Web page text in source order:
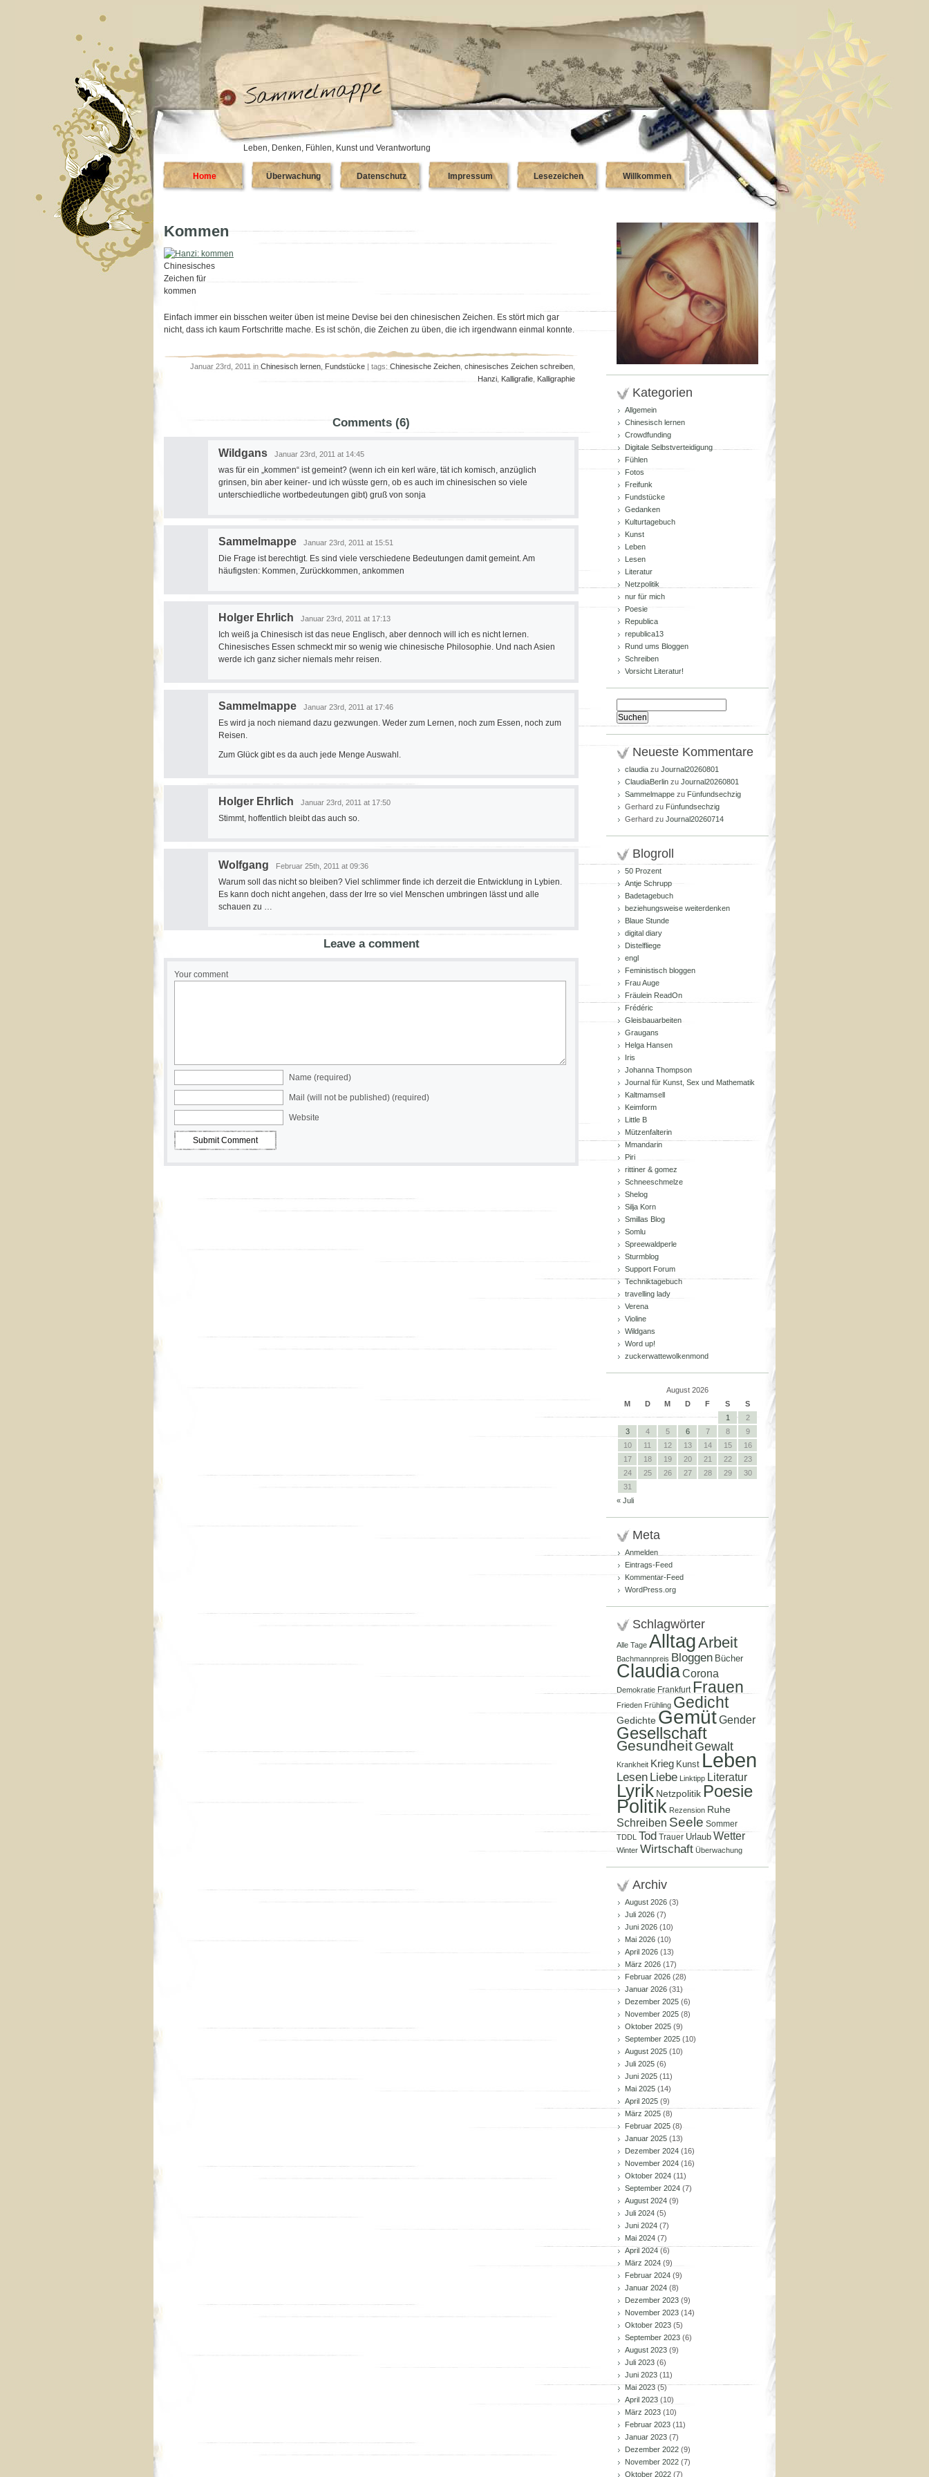
Leben, Denken, Fühlen, Kunst und Verantwortung
Home Überwachung Datenschutz Impressum Lesezeichen Willkommen
Kommen
Chinesisches
Zeichen für
kommen
Einfach immer ein bisschen weiter üben ist meine Devise bei den chinesischen Zeichen. Es stört mich gar
nicht, dass ich kaum Fortschritte mache. Es ist schön, die Zeichen zu üben, die ich irgendwann einmal konnte.
Januar 23rd, 2011 in Chinesisch lernen Fundstücke | tags: Chinesische Zeichen chinesisches Zeichen schreiben
Hanzi Kalligrafie Kalligraphie
Comments (6)
Wildgans Januar 23rd, 2011 at 14:45
was für ein „kommen“ ist gemeint? (wenn ich ein kerl wäre, tät ich komisch, anzüglich
grinsen, bin aber keiner- und ich wüsste gern, ob es auch im chinesischen so viele
unterschiedliche wortbedeutungen gibt) gruß von sonja
Sammelmappe Januar 23rd, 2011 at 15:51
Die Frage ist berechtigt. Es sind viele verschiedene Bedeutungen damit gemeint. Am
häufigsten: Kommen, Zurückkommen, ankommen
Holger Ehrlich Januar 23rd, 2011 at 17:13
Ich weiß ja Chinesisch ist das neue Englisch, aber dennoch will ich es nicht lernen.
Chinesisches Essen schmeckt mir so wenig wie chinesische Philosophie. Und nach Asien
werde ich ganz sicher niemals mehr reisen.
Sammelmappe Januar 23rd, 2011 at 17:46
Es wird ja noch niemand dazu gezwungen. Weder zum Lernen, noch zum Essen, noch zum
Reisen.
Zum Glück gibt es da auch jede Menge Auswahl.
Holger Ehrlich Januar 23rd, 2011 at 17:50
Stimmt, hoffentlich bleibt das auch so.
Wolfgang Februar 25th, 2011 at 09:36
Warum soll das nicht so bleiben? Viel schlimmer finde ich derzeit die Entwicklung in Lybien.
Es kann doch nicht angehen, dass der Irre so viel Menschen umbringen lässt und alle
schauen zu …
Leave a comment
Your comment
Name (required)
Mail (will not be published) (required)
Website
Kategorien
Allgemein
Chinesisch lernen
Crowdfunding
Digitale Selbstverteidigung
Fühlen
Fotos
Freifunk
Fundstücke
Gedanken
Kulturtagebuch
Kunst
Leben
Lesen
Literatur
Netzpolitik
nur für mich
Poesie
Republica
republica13
Rund ums Bloggen
Schreiben
Vorsicht Literatur!
nach:
Neueste Kommentare
claudia zu Journal20260801
ClaudiaBerlin zu Journal20260801
Sammelmappe zu Fünfundsechzig
Gerhard zu Fünfundsechzig
Gerhard zu Journal20260714
Blogroll
50 Prozent
Antje Schrupp
Badetagebuch
beziehungsweise weiterdenken
Blaue Stunde
digital diary
Distelfliege
engl
Feministisch bloggen
Frau Auge
Fräulein ReadOn
Frédéric
Gleisbauarbeiten
Graugans
Helga Hansen
Iris
Johanna Thompson
Journal für Kunst, Sex und Mathematik
Kaltmamsell
Keimform
Little B
Mützenfalterin
Mmandarin
Piri
rittiner & gomez
Schneeschmelze
Shelog
Silja Korn
Smillas Blog
Somlu
Spreewaldperle
Sturmblog
Support Forum
Techniktagebuch
travelling lady
Verena
Violine
Wildgans
Word up!
zuckerwattewolkenmond
August 2026
M
D M D F S
S
1
2
3
4 5 6 7 8
9
10
11 12 13 14 15
16
17
18 19 20 21 22
23
24
25 26 27 28 29
30
31
« Juli
Meta
Anmelden
Eintrags-Feed
Kommentar-Feed
WordPress.org
Schlagwörter
Alle Tage AlltagArbeit
Bachmannpreis Bloggen Bücher
ClaudiaCorona
Demokratie Frankfurt Frauen
Frieden Frühling Gedicht
Gedichte GemütGender
Gesellschaft
Gesundheit Gewalt
Krankheit Krieg Kunst Leben
Lesen Liebe Linktipp Literatur
Lyrik Netzpolitik Poesie
Politik Rezension Ruhe
Schreiben Seele Sommer
TDDL Tod Trauer Urlaub Wetter
Winter Wirtschaft Überwachung
Archiv
August 2026 (3)
Juli 2026 (7)
Juni 2026 (10)
Mai 2026 (10)
April 2026 (13)
März 2026 (17)
Februar 2026 (28)
Januar 2026 (31)
Dezember 2025 (6)
November 2025 (8)
Oktober 2025 (9)
September 2025 (10)
August 2025 (10)
Juli 2025 (6)
Juni 2025 (11)
Mai 2025 (14)
April 2025 (9)
März 2025 (8)
Februar 2025 (8)
Januar 2025 (13)
Dezember 2024 (16)
November 2024 (16)
Oktober 2024 (11)
September 2024 (7)
August 2024 (9)
Juli 2024 (5)
Juni 2024 (7)
Mai 2024 (7)
April 2024 (6)
März 2024 (9)
Februar 2024 (9)
Januar 2024 (8)
Dezember 2023 (9)
November 2023 (14)
Oktober 2023 (5)
September 2023 (6)
August 2023 (9)
Juli 2023 (6)
Juni 2023 (11)
Mai 2023(5)
April 2023 (10)
März 2023 (10)
Februar 2023 (11)
Januar 2023 (7)
Dezember 2022 (9)
November 2022 (7)
Oktober 2022 (7)